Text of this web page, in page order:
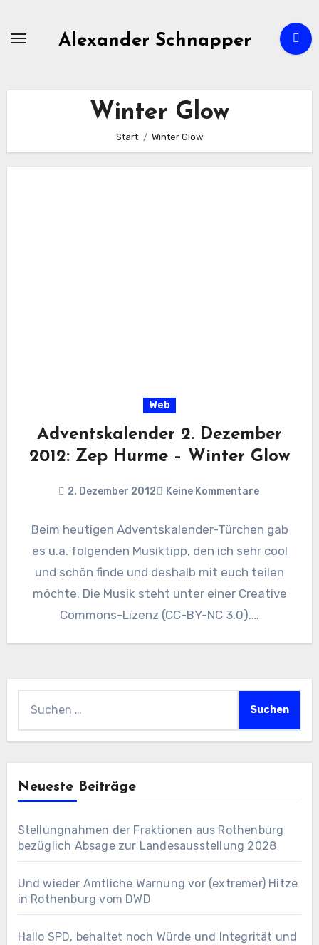
Alexander Schnapper
Winter Glow
Start Winter Glow
Web
Adventskalender 2. Dezember
2012: Zep Hurme – Winter Glow
2. Dezember 2012 Keine Kommentare
Beim heutigen Adventskalender-Türchen gab
es u.a. folgenden Musiktipp, den ich sehr cool
und schön finde und deshalb mit euch teilen
möchte. Die Musik steht unter einer Creative
Commons-Lizenz (CC-BY-NC 3.0).…
Neueste Beiträge
Stellungnahmen der Fraktionen aus Rothenburg
bezüglich Absage zur Landesausstellung 2028
Und wieder Amtliche Warnung vor (extremer) Hitze
in Rothenburg vom DWD
Hallo SPD, behaltet noch Würde und Integrität und